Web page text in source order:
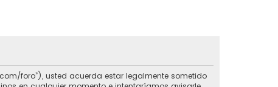
foro”), usted acuerda estar legalmente sometido